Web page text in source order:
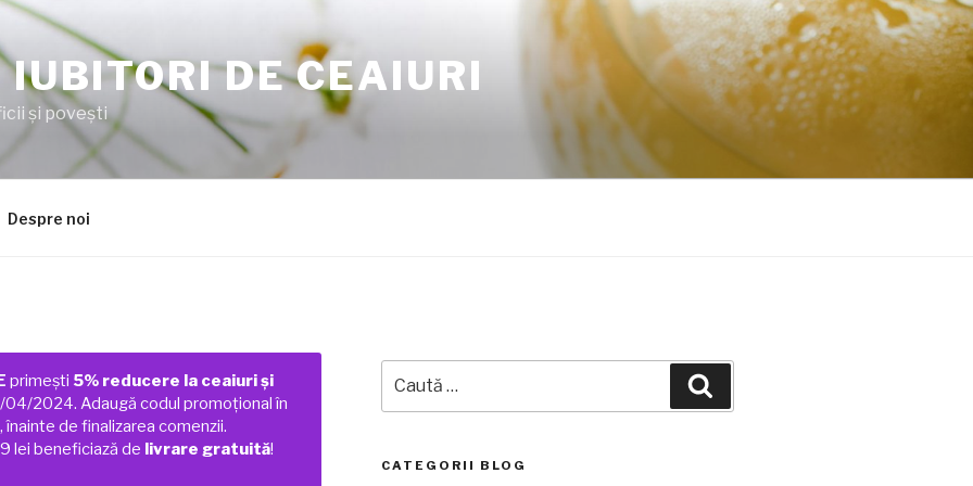
DE CEAIURI
şi poveşti
Despre noi
primești 5% reducere la ceaiuri și
04/2024. Adaugă codul promoțional în
de finalizarea comenzii.
lei beneficiază de livrare gratuită!
după:
CATEGORII BLOG